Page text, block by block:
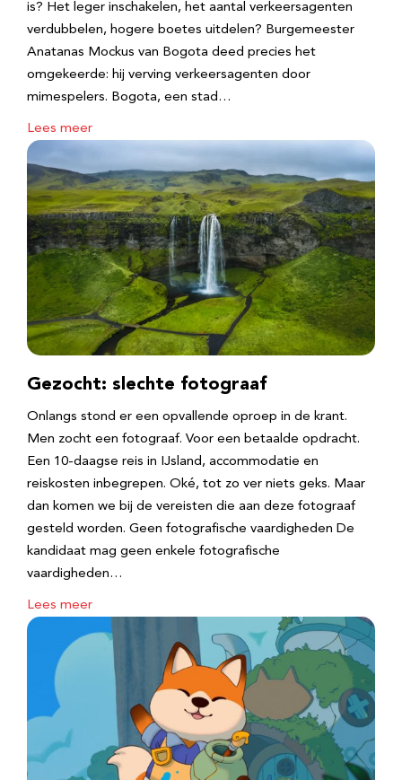
is? Het leger inschakelen, het aantal verkeersagenten
verdubbelen, hogere boetes uitdelen? Burgemeester
Anatanas Mockus van Bogota deed precies het
omgekeerde: hij verving verkeersagenten door
mimespelers. Bogota, een stad…
Lees meer
Gezocht: slechte fotograaf
Onlangs stond er een opvallende oproep in de krant.
Men zocht een fotograaf. Voor een betaalde opdracht.
Een 10-daagse reis in IJsland, accommodatie en
reiskosten inbegrepen. Oké, tot zo ver niets geks. Maar
dan komen we bij de vereisten die aan deze fotograaf
gesteld worden. Geen fotografische vaardigheden De
kandidaat mag geen enkele fotografische
vaardigheden…
Lees meer